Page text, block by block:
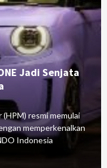
Jadi Senjata
resmi memulai
memperkenalkan
Indonesia